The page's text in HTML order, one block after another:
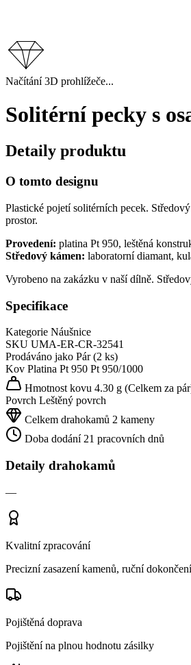
Načítání 3D prohlížeče...
Solitérní pecky s
Detaily produktu
O tomto designu
Plastické pojetí solitérních pecek.
prostor.
Provedení: platina Pt 950, leštěná
Středový kámen: laboratorní diamant,
Vyrobeno na zakázku v naší dílně.
Specifikace
Kategorie Náušnice
SKU UMA-ER-CR-32541
Prodáváno jako Pár (2 ks)
Kov Platina Pt 950 Pt 950/1000
Hmotnost kovu 4.30 g (Celkem za
Povrch Leštěný povrch
Celkem drahokamů 2 kameny
Doba dodání 21 pracovních dnů
Detaily drahokamů
—
Kvalitní zpracování
Precizní zasazení kamenů, ruční dokončení
Pojištěná doprava
Pojištění na plnou hodnotu zásilky